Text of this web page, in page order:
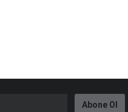
Abone Ol